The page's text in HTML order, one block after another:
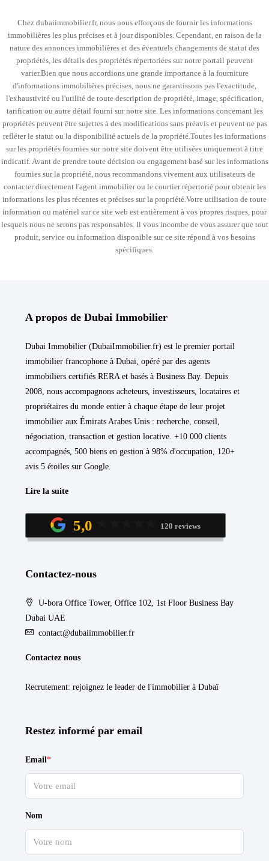
Chez dubaiimmobilier.fr, nous nous efforçons de fournir les informations
immobilières les plus précises et à jour disponibles. Cependant, en raison de la
nature des annonces immobilières et des éventuels changements de statut des
propriétés, les détails des propriétés répertoriées sur notre portail peuvent
varier.Bien que nous accordions une grande importance à la fourniture
d'informations immobilières précises, nous ne garantissons pas l'exactitude,
l'exhaustivité ou l'utilité de toute description de propriété, image, spécification,
tarification ou autre détail fourni sur notre site. Les informations concernant les
propriétés peuvent être sujettes à des modifications sans préavis et peuvent ne pas
refléter le statut ou la disponibilité actuels de la propriété.Toutes les informations
sur les propriétés fournies sur notre site doivent être utilisées uniquement à titre
indicatif. Avant de prendre toute décision ou engagement basé sur les informations
fournies sur la propriété, nous recommandons vivement aux utilisateurs de
contacter directement l'agent immobilier ou le courtier répertorié pour obtenir les
informations les plus récentes et précises sur la propriété.Votre utilisation de toute
information ou matériel sur ce site web est entièrement à vos propres risques, pour
lesquels nous ne serons pas responsables. Il vous incombe de vous assurer que tout
produit, service ou information disponible sur ce site répond à vos besoins
spécifiques.
A propos de Dubai Immobilier
Dubai Immobilier (DubaiImmobilier.fr) est le premier portail
immobilier francophone à Dubaï, opéré par des agents
immobiliers certifiés RERA et basés à Business Bay. Depuis
2008, nous accompagnons acheteurs, investisseurs, locataires et
propriétaires du monde entier à chaque étape de leur projet
immobilier aux Émirats Arabes Unis : recherche, conseil,
négociation, transaction et gestion locative. +10 000 clients
accompagnés, 500 biens en gestion à 98% d'occupation, 120+
avis 5 étoiles sur Google.
Lire la suite
5,0 120 reviews
Contactez-nous
U-bora Office Tower, Office 102, 1st Floor Business Bay
Dubai UAE
contact@dubaiimmobilier.fr
Contactez nous
Recrutement: rejoignez le leader de l'immobilier à Dubaï
Restez informé par email
Email*
Nom